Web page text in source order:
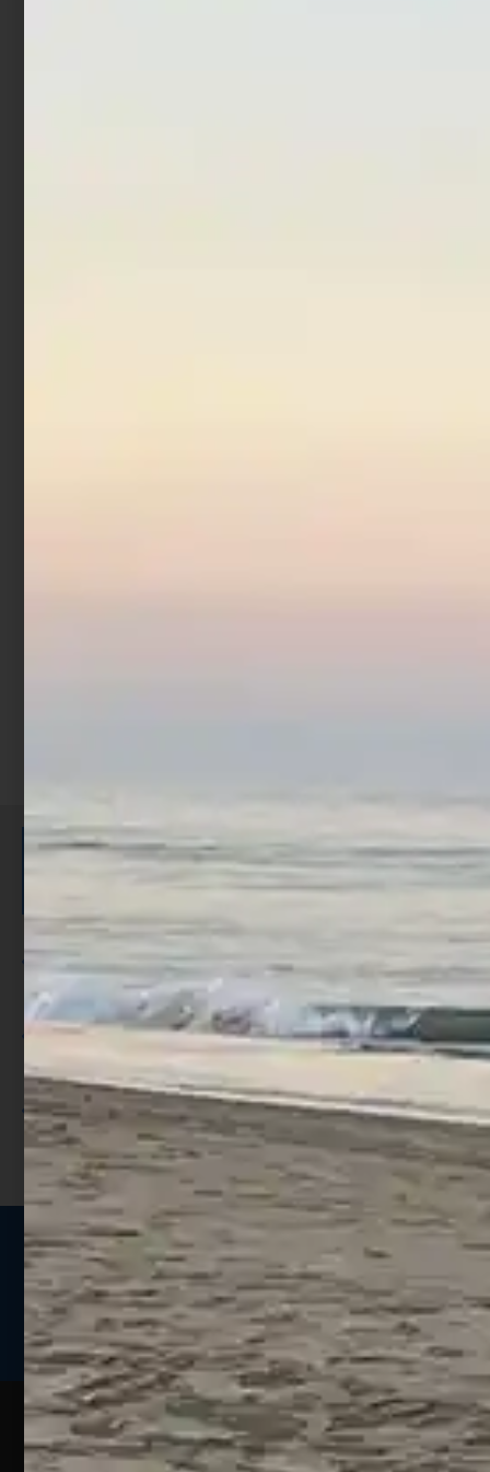
ISCRIVITI E RICEVI 3,50€ DI
SCONTO >
Per ogni acquisto accumuli ulteriori
punti;
Utilizza i punti per ricevere uno
sconto;
I punti sono indicati nella pagina
prodotto;
Seguici sui social
Web
Pesca
EsperienzeAssistenza
Clienti
Contatti
Assistenza